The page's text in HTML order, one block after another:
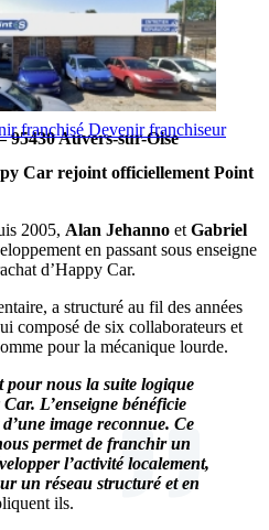
franchisé Devenir franchiseur
95430 Auvers-sur-Oise
Car rejoint officiellement Point
2005, Alan Jehanno et Gabriel
en passant sous enseigne
d’Happy Car.
a structuré au fil des années
composé de six collaborateurs et
pour la mécanique lourde.
pour nous la suite logique
L’enseigne bénéficie
image reconnue. Ce
permet de franchir un
l’activité localement,
un réseau structuré et en
ils.